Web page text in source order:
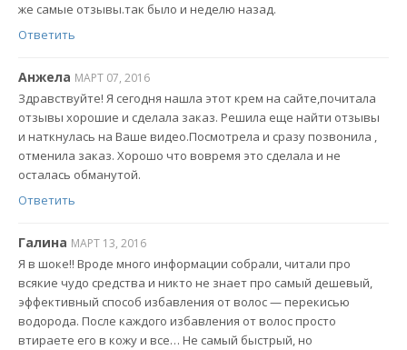
же самые отзывы.так было и неделю назад.
Ответить
Анжела МАРТ 07, 2016
Здравствуйте! Я сегодня нашла этот крем на сайте,почитала
отзывы хорошие и сделала заказ. Решила еще найти отзывы
и наткнулась на Ваше видео.Посмотрела и сразу позвонила ,
отменила заказ. Хорошо что вовремя это сделала и не
осталась обманутой.
Ответить
Галина МАРТ 13, 2016
Я в шоке!! Вроде много информации собрали, читали про
всякие чудо средства и никто не знает про самый дешевый,
эффективный способ избавления от волос — перекисью
водорода. После каждого избавления от волос просто
втираете его в кожу и все… Не самый быстрый, но